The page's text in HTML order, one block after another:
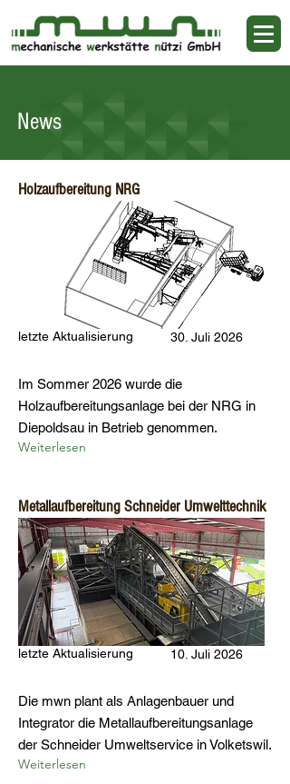
News
Holzaufbereitung NRG
letzte Aktualisierung 30. Juli 2026
Im Sommer 2026 wurde die
Holzaufbereitungsanlage bei der NRG in
Diepoldsau in Betrieb genommen.
Weiterlesen
Metallaufbereitung Schneider Umwelttechnik
letzte Aktualisierung 10. Juli 2026
Die mwn plant als Anlagenbauer und
Integrator die Metallaufbereitungsanlage
der Schneider Umweltservice in Volketswil.
Weiterlesen